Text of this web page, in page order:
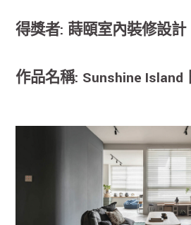
得獎者: 蒔頤室內裝修設計
作品名稱: Sunshine Island